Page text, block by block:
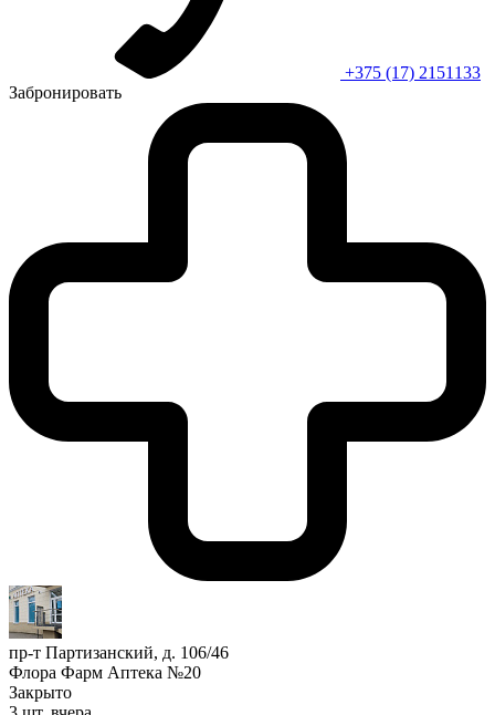
+375 (17) 2151133
Забронировать
пр-т Партизанский, д. 106/46
Флора Фарм Аптека №20
Закрыто